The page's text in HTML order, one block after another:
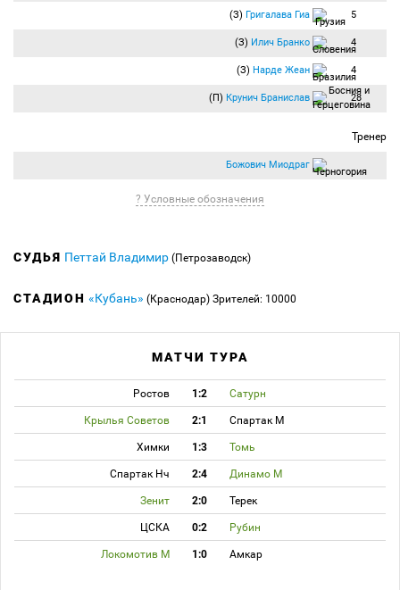
(З) Григалава Гиа 5
(З) Илич Бранко 4
(З) Нарде Жеан 4
(П) Крунич Бранислав 28
Тренер
Божович Миодраг
? Условные обозначения
СУДЬЯ Петтай Владимир (Петрозаводск)
СТАДИОН «Кубань» (Краснодар) Зрителей: 10000
МАТЧИ ТУРА
Ростов 1:2 Сатурн
Крылья Советов 2:1 Спартак М
Химки 1:3 Томь
Спартак Нч 2:4 Динамо М
Зенит 2:0 Терек
ЦСКА 0:2 Рубин
Локомотив М 1:0 Амкар